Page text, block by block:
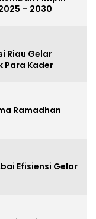
– 2030
Riau Gelar
Para Kader
Ramadhan
Efisiensi Gelar